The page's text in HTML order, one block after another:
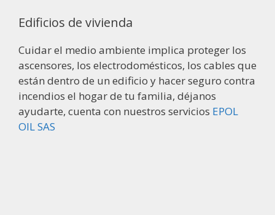
Edificios de vivienda
Cuidar el medio ambiente implica proteger los
ascensores, los electrodomésticos, los cables que
están dentro de un edificio y hacer seguro contra
incendios el hogar de tu familia, déjanos
ayudarte, cuenta con nuestros servicios EPOL
OIL SAS